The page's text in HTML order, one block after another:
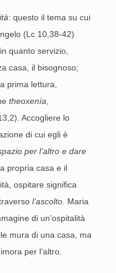
: questo il tema su cui
(Lc 10,38-42)
quanto servizio,
casa, il bisognoso;
prima lettura,
theoxenía
Accogliere lo
di cui egli è
per l’altro e dare
propria casa e il
ospitare significa
l’ascolto . Maria
di un’ospitalità
mura di una casa, ma
per l’altro.